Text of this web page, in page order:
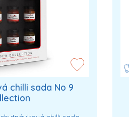
chilli sada No 9